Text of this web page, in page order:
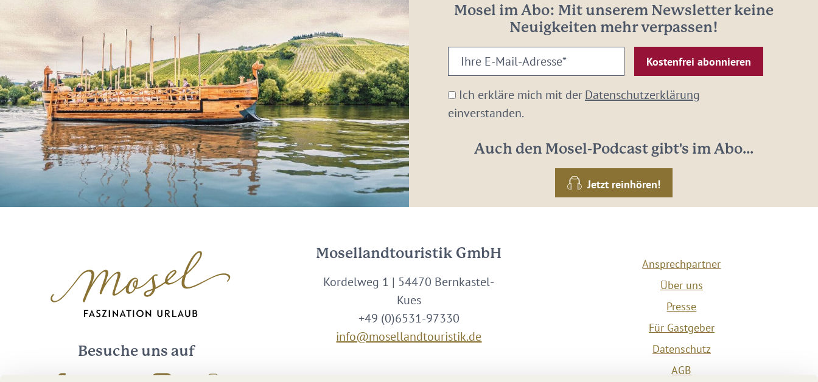
Mosel im Abo: Mit unserem Newsletter keine
Neuigkeiten mehr verpassen!
Ihre
E-
Mail-
Adresse:
Ich erkläre mich mit derDatenschutzerklärung
einverstanden.
Auch den Mosel-Podcast gibt's im Abo...
Jetzt reinhören!
Besuche uns auf
Mosellandtouristik GmbH
Kordelweg 1 | 54470 Bernkastel-
Kues
+49 (0)6531-97330
info@mosellandtouristik.de
Ansprechpartner
Über uns
Presse
Für Gastgeber
Datenschutz
AGB